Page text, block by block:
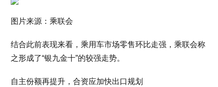
图片来源：乘联会
结合此前表现来看，乘用车市场零售环比走强，乘联会称
之形成了“银九金十”的较强走势。
自主份额再提升，合资应加快出口规划